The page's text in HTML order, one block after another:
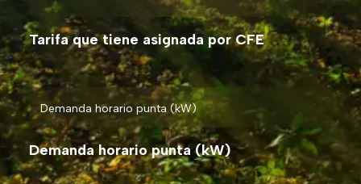
Tarifa que tiene asignada por CFE
Demanda horario punta (kW)